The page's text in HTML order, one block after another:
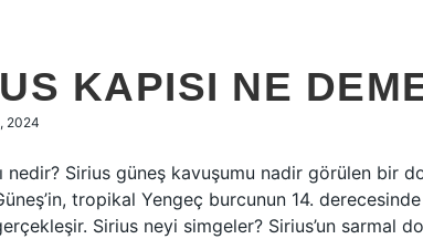
KAPISI NE
2024
nedir? Sirius güneş kavuşumu nadir görülen bir
tropikal Yengeç burcunun 14. derecesinde
Sirius neyi simgeler? Sirius’un sarmal